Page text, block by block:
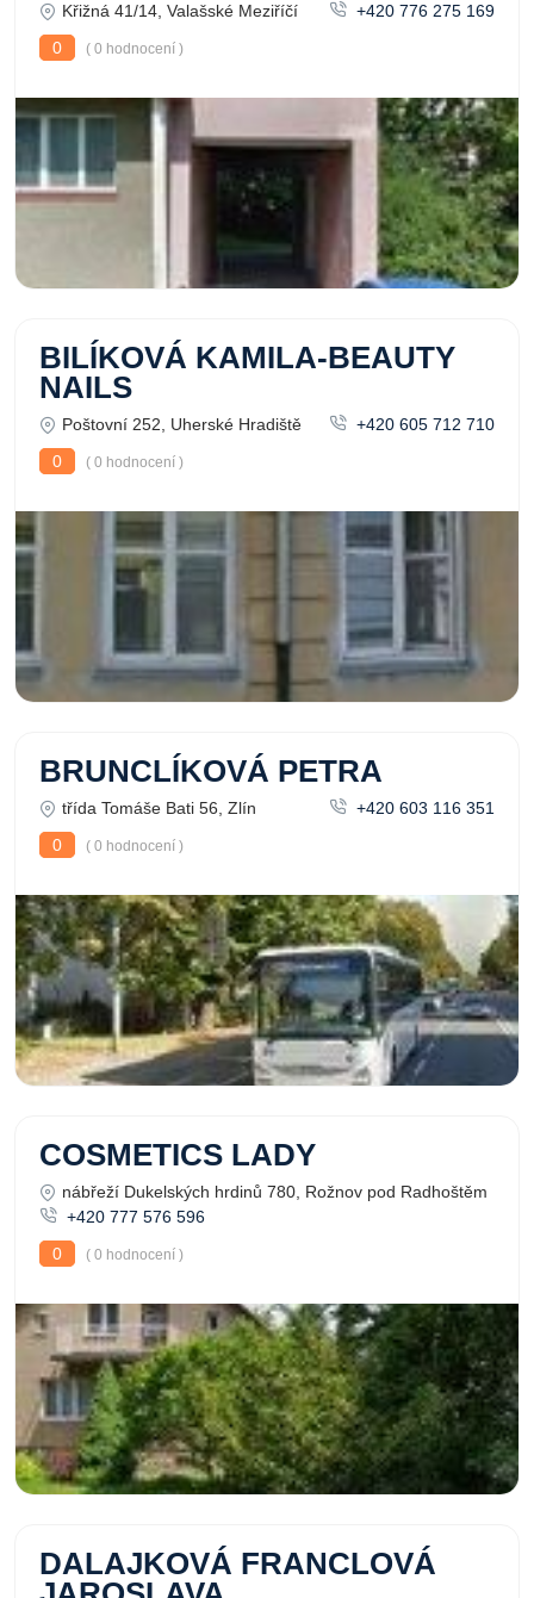
Křižná 41/14, Valašské Meziříčí
+420 776 275 169
0
( 0 hodnocení )
BILÍKOVÁ KAMILA-BEAUTY
NAILS
Poštovní 252, Uherské Hradiště
+420 605 712 710
0
( 0 hodnocení )
BRUNCLÍKOVÁ PETRA
třída Tomáše Bati 56, Zlín
+420 603 116 351
0
( 0 hodnocení )
COSMETICS LADY
nábřeží Dukelských hrdinů 780, Rožnov pod Radhoštěm
+420 777 576 596
0
( 0 hodnocení )
DALAJKOVÁ FRANCLOVÁ